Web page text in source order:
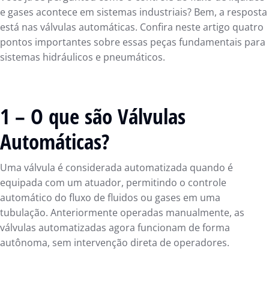
e gases acontece em sistemas industriais? Bem, a resposta
está nas válvulas automáticas. Confira neste artigo quatro
pontos importantes sobre essas peças fundamentais para
sistemas hidráulicos e pneumáticos.
1 – O que são Válvulas
Automáticas?
Uma válvula é considerada automatizada quando é
equipada com um atuador, permitindo o controle
automático do fluxo de fluidos ou gases em uma
tubulação. Anteriormente operadas manualmente, as
válvulas automatizadas agora funcionam de forma
autônoma, sem intervenção direta de operadores.